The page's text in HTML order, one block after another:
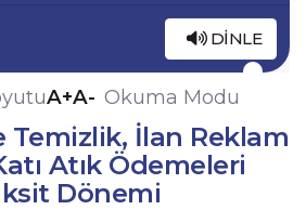
DINLE
A+A- Okuma Modu
Temizlik, İlan Reklam
Atık Ödemeleri
Dönemi